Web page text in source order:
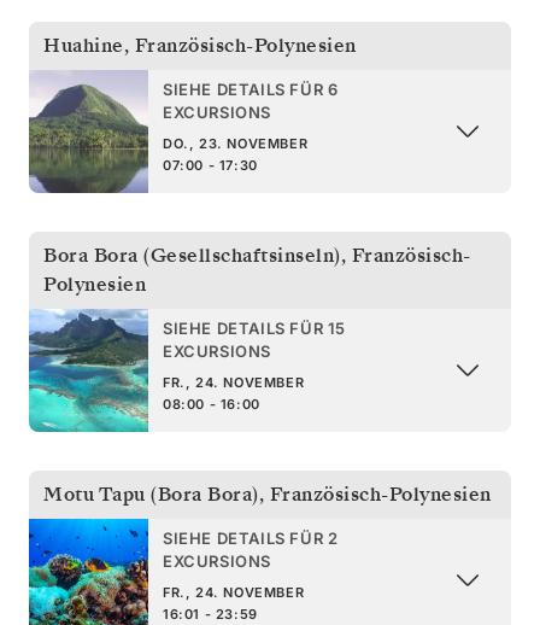
Huahine, Französisch-Polynesien
SIEHE DETAILS FÜR 6
EXCURSIONS
DO., 23. NOVEMBER
07:00 - 17:30
Bora Bora (Gesellschaftsinseln), Französisch-
Polynesien
SIEHE DETAILS FÜR 15
EXCURSIONS
FR., 24. NOVEMBER
08:00 - 16:00
Motu Tapu (Bora Bora), Französisch-Polynesien
SIEHE DETAILS FÜR 2
EXCURSIONS
FR., 24. NOVEMBER
16:01 - 23:59